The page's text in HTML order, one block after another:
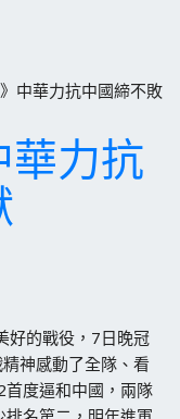
中華力抗中國締不敗
華力抗
好的戰役，7日晚冠
神感動了全隊、看
度逼和中國，兩隊